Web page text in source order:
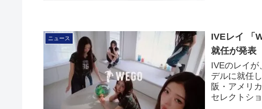
ニュース
IVEレイ 「
就任が発表
IVEのレイが
デルに就任
阪・アメリ
セレクトシ